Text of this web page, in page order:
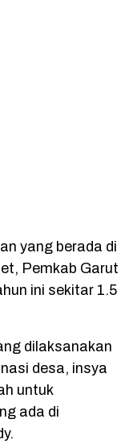
yang berada di
Pemkab Garut
ini sekitar 1.5
dilaksanakan
desa, insya
untuk
ada di